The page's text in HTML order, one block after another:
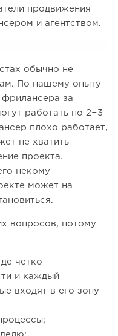
продвижения
и агентством.
обычно не
По нашему опыту
за
работать по 2−3
плохо работает,
не хватить
проекта.
некому
может на
вопросов, потому
четко
и каждый
входят в его зону